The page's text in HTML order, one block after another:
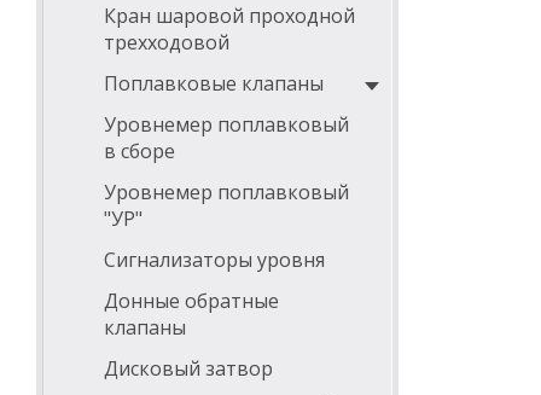
Кран шаровой проходной
трехходовой
Поплавковые клапаны
Уровнемер поплавковый
в сборе
Уровнемер поплавковый
"УР"
Сигнализаторы уровня
Донные обратные
клапаны
Дисковый затвор